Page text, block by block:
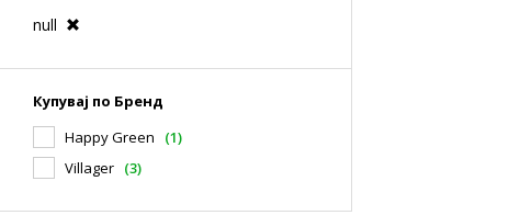
null
Купувај по Бренд
Happy Green
(1)
Villager (3)